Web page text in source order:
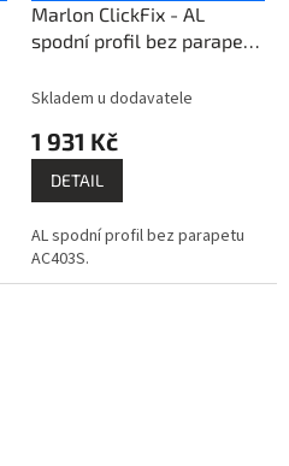
Marlon ClickFix - AL
spodní profil bez parapetu
Skladem u dodavatele
1 931 Kč
DETAIL
AL spodní profil bez parapetu
AC403S.